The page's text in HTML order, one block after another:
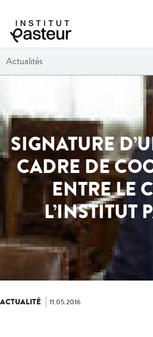
Actualités
SIGNATURE
CADRE DE
ENTRE LE
L’INSTITUT
ACTUALITÉ 11.05.2016